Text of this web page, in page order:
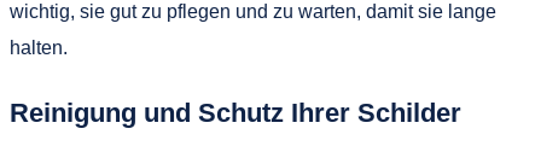
wichtig, sie gut zu pflegen und zu warten, damit sie lange
halten.
Reinigung und Schutz Ihrer Schilder